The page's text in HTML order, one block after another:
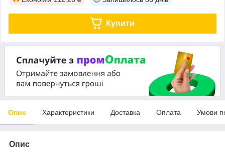
Купити
Опис Характеристики Доставка Оплата Умови
Опис